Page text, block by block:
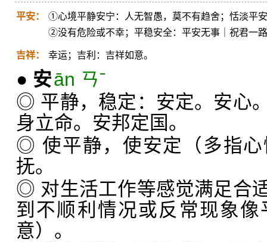
平安：
①心境平静安宁：人无智愚，莫不有趋舍；恬淡平
②没有危险或不幸；平稳安全：平安无事｜祝君一
吉祥： 幸运；吉利：吉祥如意。
● 安ān ㄢˉ
◎ 平静，稳定：安定。安心
身立命。安邦定国。
◎ 使平静，使安定（多指
抚。
◎ 对生活工作等感觉满足合
到不顺利情况或反常现象
意）。